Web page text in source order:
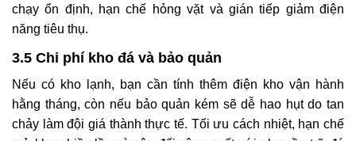
chạy ổn định, hạn chế hỏng vặt và gián tiếp giảm điện
năng tiêu thụ.
3.5 Chi phí kho đá và bảo quản
Nếu có kho lạnh, bạn cần tính thêm điện kho vận hành
hằng tháng, còn nếu bảo quản kém sẽ dễ hao hụt do tan
chảy làm đội giá thành thực tế. Tối ưu cách nhiệt, hạn chế